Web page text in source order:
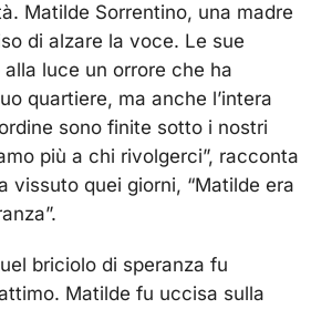
Matilde Sorrentino, una madre
di alzare la voce. Le sue
luce un orrore che ha
quartiere, ma anche l’intera
sono finite sotto i nostri
più a chi rivolgerci”, racconta
vissuto quei giorni, “Matilde era
briciolo di speranza fu
Matilde fu uccisa sulla